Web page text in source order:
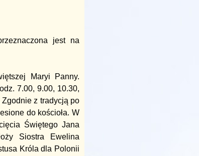
jest na
Maryi Panny.
7.00, 9.00, 10.30,
z tradycją po
do kościoła. W
Świętego Jana
Siostra Ewelina
Króla dla Polonii